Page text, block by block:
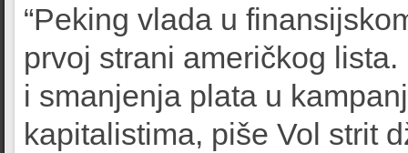
“Peking vlada u
prvoj strani američkog
i smanjenja plata u
kapitalistima, piše Vol strit